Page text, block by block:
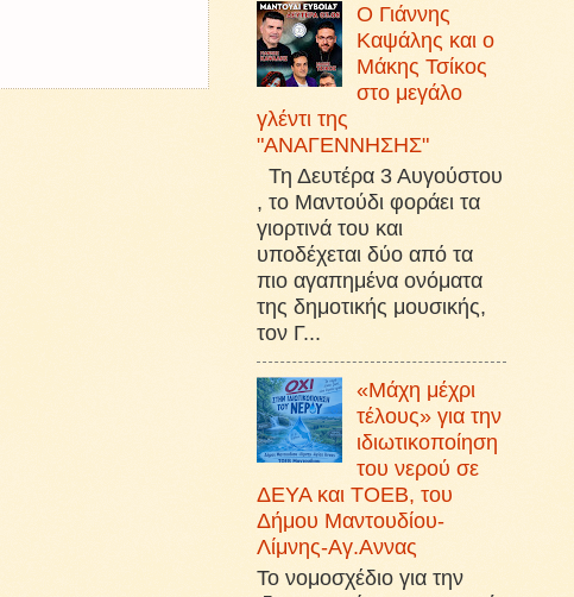
Ο Γιάννης
Καψάλης και ο
Μάκης Τσίκος
στο μεγάλο
γλέντι της
"ΑΝΑΓΕΝΝΗΣΗΣ"
Τη Δευτέρα 3 Αυγούστου
, το Μαντούδι φοράει τα
γιορτινά του και
υποδέχεται δύο από τα
πιο αγαπημένα ονόματα
της δημοτικής μουσικής,
τον Γ...
«Μάχη μέχρι
τέλους» για την
ιδιωτικοποίηση
του νερού σε
ΔΕΥΑ και ΤΟΕΒ, του
Δήμου Μαντουδίου-
Λίμνης-Αγ.Αννας
Το νομοσχέδιο για την